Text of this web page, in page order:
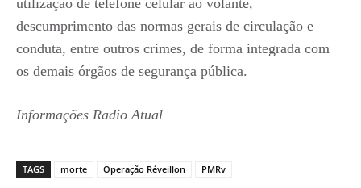
descumprimento das normas gerais de circulação e
conduta, entre outros crimes, de forma integrada com
os demais órgãos de segurança pública.
Informações Radio Atual
TAGS morte Operação Réveillon PMRv